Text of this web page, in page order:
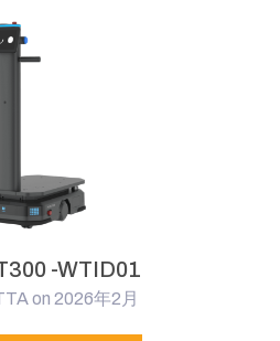
-WTID01
on 2026年2月